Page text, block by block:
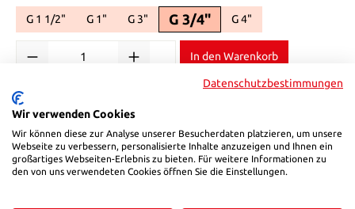
G 1 1/2"(Diese Option ist zurzeit nicht verfügbar.)
G 1"(Diese Option ist zurzeit nicht verfügbar.)
G 3"(Diese Option ist zurzeit nicht verfügbar.)
G 3/4" G 4"(Diese Option ist zurzeit
In den Warenkorb
Produktnummer:
Beschreibung
• Anwendung: Verbinden von Schläuchen mit Anschlüssen zum
Datenschutzbestimmungen
Wir verwenden Cookies
Wir können diese zur Analyse unserer Besucherdaten platzieren, um unsere
Webseite zu verbessern, personalisierte Inhalte anzuzeigen und Ihnen ein
großartiges Webseiten-Erlebnis zu bieten. Für weitere Informationen zu
den von uns verwendeten Cookies öffnen Sie die Einstellungen.